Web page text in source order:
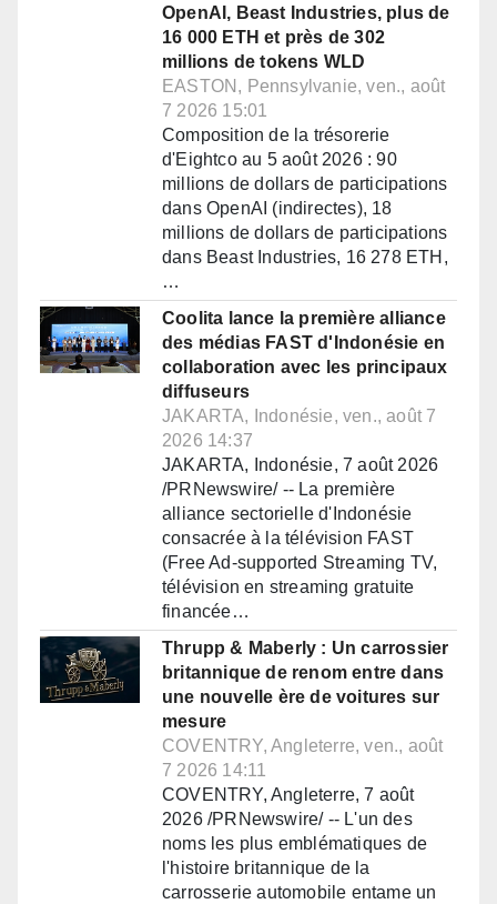
OpenAI, Beast Industries, plus de
16 000 ETH et près de 302
millions de tokens WLD
EASTON, Pennsylvanie, ven., août
7 2026 15:01
Composition de la trésorerie
d'Eightco au 5 août 2026 : 90
millions de dollars de participations
dans OpenAI (indirectes), 18
millions de dollars de participations
dans Beast Industries, 16 278 ETH,
…
Coolita lance la première alliance
des médias FAST d'Indonésie en
collaboration avec les principaux
diffuseurs
JAKARTA, Indonésie, ven., août 7
2026 14:37
JAKARTA, Indonésie, 7 août 2026
/PRNewswire/ -- La première
alliance sectorielle d'Indonésie
consacrée à la télévision FAST
(Free Ad-supported Streaming TV,
télévision en streaming gratuite
financée…
Thrupp & Maberly : Un carrossier
britannique de renom entre dans
une nouvelle ère de voitures sur
mesure
COVENTRY, Angleterre, ven., août
7 2026 14:11
COVENTRY, Angleterre, 7 août
2026 /PRNewswire/ -- L'un des
noms les plus emblématiques de
l'histoire britannique de la
carrosserie automobile entame un